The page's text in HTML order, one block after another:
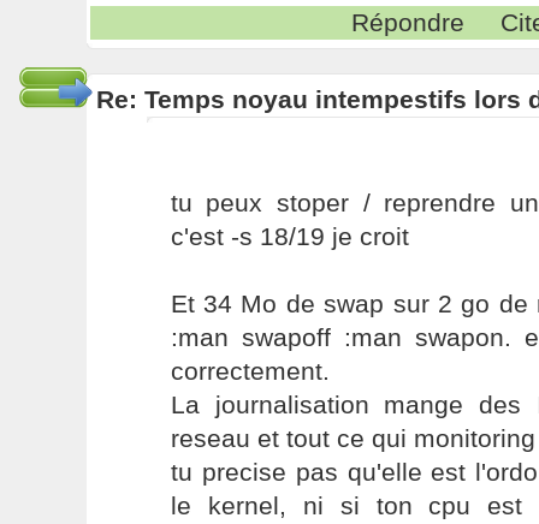
Répondre
Re: Temps noyau intempestifs lors
tu peux stoper / reprendre
c'est -s 18/19 je croit
Et 34 Mo de swap sur 2 go de
:man swapoff :man swapon.
correctement.
La journalisation mange
reseau et tout ce qui
tu precise pas qu'elle est
le kernel, ni si ton cpu est